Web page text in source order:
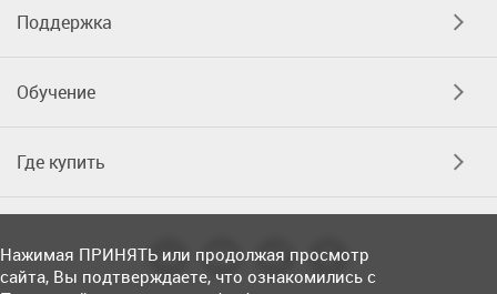
Поддержка
Обучение
Где купить
Нажимая ПРИНЯТЬ или продолжая просмотр
сайта, Вы подтверждаете, что ознакомились с